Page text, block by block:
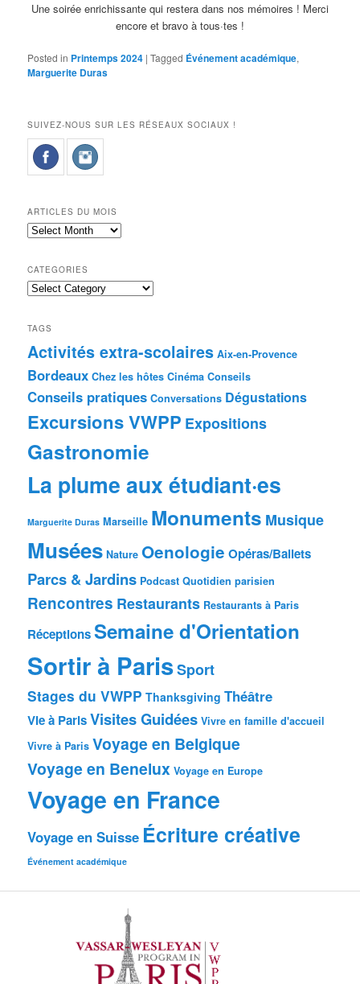
Une soirée enrichissante qui restera dans nos mémoires ! Merci
encore et bravo à tous·tes !
Posted in Printemps 2024 |Tagged Événement académique,
Marguerite Duras
SUIVEZ-NOUS SUR LES RÉSEAUX SOCIAUX !
ARTICLES DU MOIS
Articles
CATEGORIES
Categories
TAGS
Activités extra-scolaires Aix-en-Provence
Bordeaux Chez les hôtes Cinéma Conseils
Conseils pratiques Conversations Dégustations
Excursions VWPP Expositions
Gastronomie
La plume aux étudiant·es
Marguerite Duras Marseille Monuments Musique
Musées Nature Oenologie Opéras/Ballets
Parcs & Jardins Podcast Quotidien parisien
Rencontres Restaurants Restaurants à Paris
RéceptionsSemaine d'Orientation
Sortir à ParisSport
Stages du VWPP Thanksgiving Théâtre
Vie à ParisVisites Guidées Vivre en famille d'accueil
Vivre à Paris Voyage en Belgique
Voyage en Benelux Voyage en Europe
Voyage en France
Voyage en Suisse Écriture créative
Événement académique